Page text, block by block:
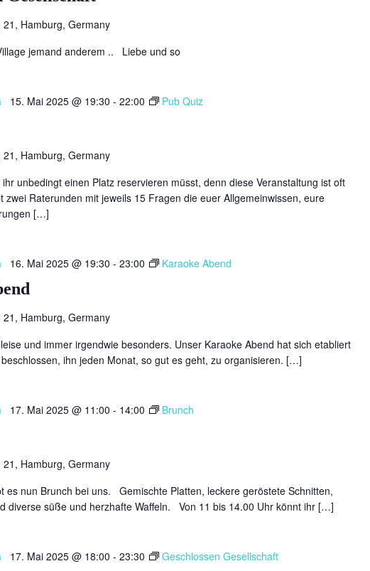
21, Hamburg, Germany
jemand anderem .. Liebe und so
15. Mai 2025 @ 19:30 - 22:00 Pub Quiz
21, Hamburg, Germany
unbedingt einen Platz reservieren müsst, denn diese Veranstaltung ist oft
zwei Raterunden mit jeweils 15 Fragen die euer Allgemeinwissen, eure
[…]
16. Mai 2025 @ 19:30 - 23:00 Karaoke Abend
21, Hamburg, Germany
und immer irgendwie besonders. Unser Karaoke Abend hat sich etabliert
ihn jeden Monat, so gut es geht, zu organisieren. […]
17. Mai 2025 @ 11:00 - 14:00 Brunch
21, Hamburg, Germany
es nun Brunch bei uns. Gemischte Platten, leckere geröstete Schnitten,
diverse süße und herzhafte Waffeln. Von 11 bis 14.00 Uhr könnt ihr […]
17. Mai 2025 @ 18:00 - 23:30 Geschlossen Gesellschaft